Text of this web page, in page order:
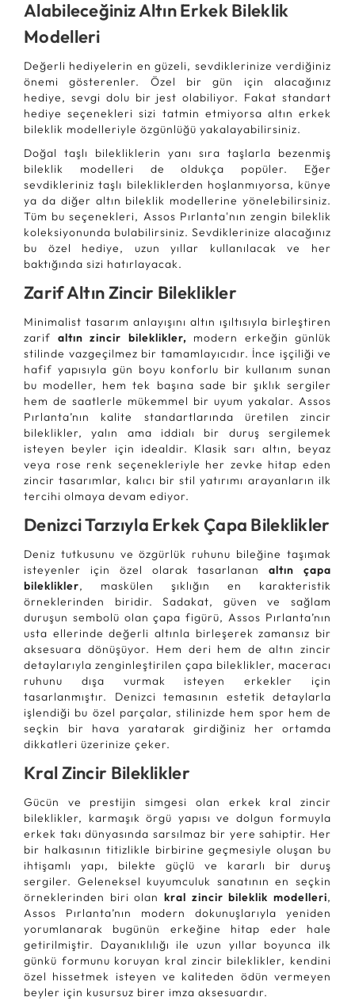
Alabileceğiniz Altın Erkek Bileklik
Modelleri
Değerli hediyelerin en güzeli, sevdiklerinize verdiğiniz
önemi gösterenler. Özel bir gün için alacağınız
hediye, sevgi dolu bir jest olabiliyor. Fakat standart
hediye seçenekleri sizi tatmin etmiyorsa altın erkek
bileklik modelleriyle özgünlüğü yakalayabilirsiniz.
Doğal taşlı bilekliklerin yanı sıra taşlarla bezenmiş
bileklik modelleri de oldukça popüler. Eğer
sevdikleriniz taşlı bilekliklerden hoşlanmıyorsa, künye
ya da diğer altın bileklik modellerine yönelebilirsiniz.
Tüm bu seçenekleri, Assos Pırlanta'nın zengin bileklik
koleksiyonunda bulabilirsiniz. Sevdiklerinize alacağınız
bu özel hediye, uzun yıllar kullanılacak ve her
baktığında sizi hatırlayacak.
Zarif Altın Zincir Bileklikler
Minimalist tasarım anlayışını altın ışıltısıyla birleştiren
zarif altın zincir bileklikler, modern erkeğin günlük
stilinde vazgeçilmez bir tamamlayıcıdır. İnce işçiliği ve
hafif yapısıyla gün boyu konforlu bir kullanım sunan
bu modeller, hem tek başına sade bir şıklık sergiler
hem de saatlerle mükemmel bir uyum yakalar. Assos
Pırlanta’nın kalite standartlarında üretilen zincir
bileklikler, yalın ama iddialı bir duruş sergilemek
isteyen beyler için idealdir. Klasik sarı altın, beyaz
veya rose renk seçenekleriyle her zevke hitap eden
zincir tasarımlar, kalıcı bir stil yatırımı arayanların ilk
tercihi olmaya devam ediyor.
Denizci Tarzıyla Erkek Çapa Bileklikler
Deniz tutkusunu ve özgürlük ruhunu bileğine taşımak
isteyenler için özel olarak tasarlananaltın çapa
bileklikler, maskülen şıklığın en karakteristik
örneklerinden biridir. Sadakat, güven ve sağlam
duruşun sembolü olan çapa figürü, Assos Pırlanta’nın
usta ellerinde değerli altınla birleşerek zamansız bir
aksesuara dönüşüyor. Hem deri hem de altın zincir
detaylarıyla zenginleştirilen çapa bileklikler, maceracı
ruhunu dışa vurmak isteyen erkekler için
tasarlanmıştır. Denizci temasının estetik detaylarla
işlendiği bu özel parçalar, stilinizde hem spor hem de
seçkin bir hava yaratarak girdiğiniz her ortamda
dikkatleri üzerinize çeker.
Kral Zincir Bileklikler
Gücün ve prestijin simgesi olan erkek kral zincir
bileklikler, karmaşık örgü yapısı ve dolgun formuyla
erkek takı dünyasında sarsılmaz bir yere sahiptir. Her
bir halkasının titizlikle birbirine geçmesiyle oluşan bu
ihtişamlı yapı, bilekte güçlü ve kararlı bir duruş
sergiler. Geleneksel kuyumculuk sanatının en seçkin
örneklerinden biri olan kral zincir bileklik modelleri,
Assos Pırlanta’nın modern dokunuşlarıyla yeniden
yorumlanarak bugünün erkeğine hitap eder hale
getirilmiştir. Dayanıklılığı ile uzun yıllar boyunca ilk
günkü formunu koruyan kral zincir bileklikler, kendini
özel hissetmek isteyen ve kaliteden ödün vermeyen
beyler için kusursuz birer imza aksesuardır.